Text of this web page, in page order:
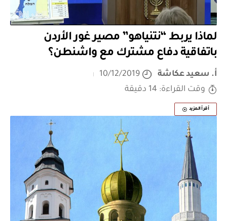
لماذا يربط “نتنياهو” مصير غور الأردن
باتفاقية دفاع مشترك مع واشنطن؟
أ. سعيد عكاشة
10/12/2019
وقت القراءة: 14 دقيقة
أقرأ المزيد